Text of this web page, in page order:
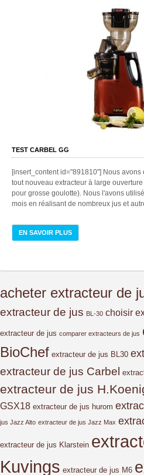
TEST CARBEL GG
[insert_content id="891810"] Nous
tout nouveau extracteur à large
pour grosse goulotte). Nous l'avons
mois en réalisant de nombreux jus et
EN SAVOIR PLUS
acheter extracteur de
extracteur de jus BL-30 choisir
extracteur de jus comparer extracteurs de jus
BioChef extracteur de jus BL30
extracteur de jus Carbel
extracteur de jus
GSX18 extracteur de jus hurom
jus Jazz Alto extracteur de jus Jazz Max
extracteur de jus Klarstein
Kuvings extracteur de jus M6